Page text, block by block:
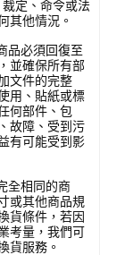
裁定、命令或法
其他情況。
品必須回復至
並確保所有部
文件的完整
用、貼紙或標
何部件、包
故障、受到污
有可能受到影
全相同的商
或其他商品規
貨條件，若因
考量，我們可
貨服務。